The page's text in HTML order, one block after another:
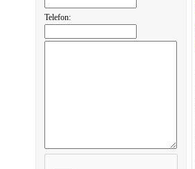
Telefon: